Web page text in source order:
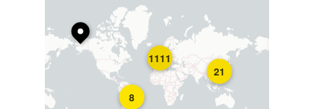
8
21
1111